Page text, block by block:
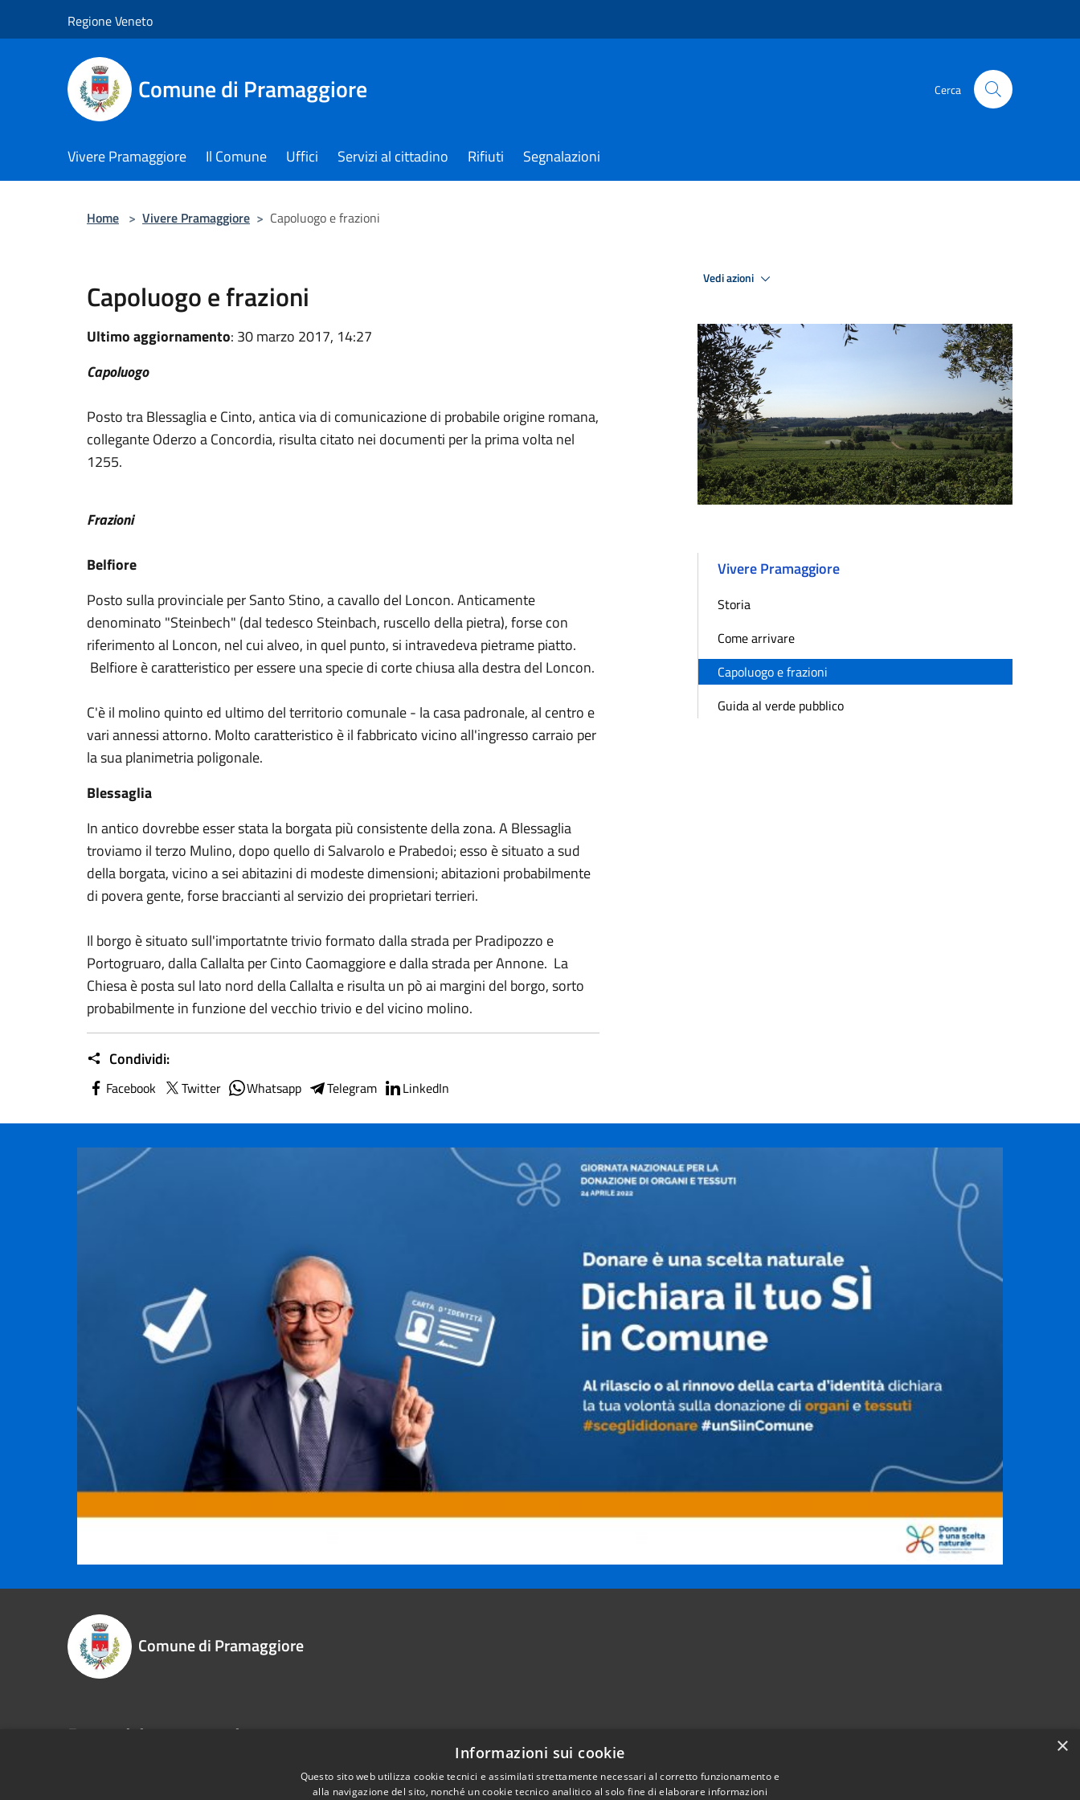
Regione Veneto
Comune di Pramaggiore Cerca
Vivere Pramaggiore Il Comune Uffici Servizi al cittadino Rifiuti Segnalazioni
Home > Vivere Pramaggiore > Capoluogo e frazioni
Capoluogo e frazioni
Ultimo aggiornamento: 30 marzo 2017, 14:27
Capoluogo
Posto tra Blessaglia e Cinto, antica via di comunicazione di probabile origine romana,
collegante Oderzo a Concordia, risulta citato nei documenti per la prima volta nel
1255.
Frazioni
Belfiore
Posto sulla provinciale per Santo Stino, a cavallo del Loncon. Anticamente
denominato "Steinbech" (dal tedesco Steinbach, ruscello della pietra), forse con
riferimento al Loncon, nel cui alveo, in quel punto, si intravedeva pietrame piatto.
Belfiore è caratteristico per essere una specie di corte chiusa alla destra del Loncon.
C'è il molino quinto ed ultimo del territorio comunale - la casa padronale, al centro e
vari annessi attorno. Molto caratteristico è il fabbricato vicino all'ingresso carraio per
la sua planimetria poligonale.
Blessaglia
In antico dovrebbe esser stata la borgata più consistente della zona. A Blessaglia
troviamo il terzo Mulino, dopo quello di Salvarolo e Prabedoi; esso è situato a sud
della borgata, vicino a sei abitazini di modeste dimensioni; abitazioni probabilmente
di povera gente, forse braccianti al servizio dei proprietari terrieri.
Il borgo è situato sull'importatnte trivio formato dalla strada per Pradipozzo e
Portogruaro, dalla Callalta per Cinto Caomaggiore e dalla strada per Annone. La
Chiesa è posta sul lato nord della Callalta e risulta un pò ai margini del borgo, sorto
probabilmente in funzione del vecchio trivio e del vicino molino.
Condividi:
Facebook Twitter Whatsapp Telegram LinkedIn
Vedi azioni
Vivere Pramaggiore
Storia
Come arrivare
Capoluogo e frazioni
Guida al verde pubblico
Comune di Pramaggiore
Recapiti e contatti
Email: protocollo@comune.pramaggiore.ve.it
×
Informazioni sui cookie
Questo sito web utilizza cookie tecnici e assimilati strettamente necessari al corretto funzionamento e
alla navigazione del sito, nonché un cookie tecnico analitico al solo fine di elaborare informazioni